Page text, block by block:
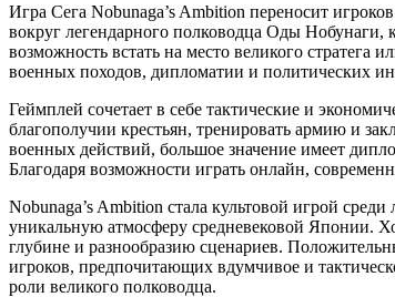
Игра Сега Nobunaga’s Ambition переносит
вокруг легендарного полководца Оды Нобунаги,
возможность встать на место великого
военных походов, дипломатии и политических
Геймплей сочетает в себе тактические и
благополучии крестьян, тренировать армию и
военных действий, большое значение имеет
Благодаря возможности играть онлайн,
Nobunaga’s Ambition стала культовой игрой
уникальную атмосферу средневековой Японии.
глубине и разнообразию сценариев.
игроков, предпочитающих вдумчивое и
роли великого полководца.